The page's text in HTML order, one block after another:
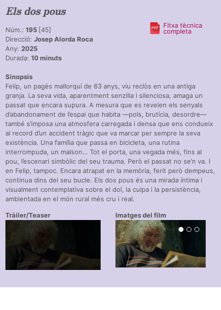
Fitxa tècnica
completa
Els dos pous
Núm.: 195 [45]
Direcció: Josep Alorda Roca
Any: 2025
Durada: 10 minuts
Sinopsis
Felip, un pagès mallorquí de 63 anys, viu reclòs en una antiga
granja. La seva vida, aparentment senzilla i silenciosa, amaga un
passat que encara supura. A mesura que es revelen els senyals
d’abandonament de l’espai que habita —pols, brutícia, desordre—
també s’imposa una atmosfera carregada i densa que ens condueix
al record d’un accident tràgic que va marcar per sempre la seva
existència. Una família que passa en bicicleta, una rutina
interrompuda, un malson… Tot el porta, una vegada més, fins al
pou, l’escenari simbòlic del seu trauma. Però el passat no se’n va. I
en Felip, tampoc. Encara atrapat en la memòria, ferit però dempeus,
continua dins del seu bucle. Els dos pous és una mirada íntima i
visualment contemplativa sobre el dol, la culpa i la persistència,
ambientada en el món rural més cru i real.
Tràiler/Teaser Imatges del film